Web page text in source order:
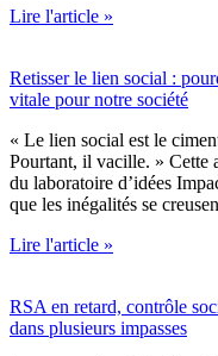
Lire l'article »
Retisser le lien social :
vitale pour notre société
« Le lien social est le
Pourtant, il vacille. » Cette
du laboratoire d’idées
que les inégalités se
Lire l'article »
RSA en retard, contrôle
dans plusieurs impasses